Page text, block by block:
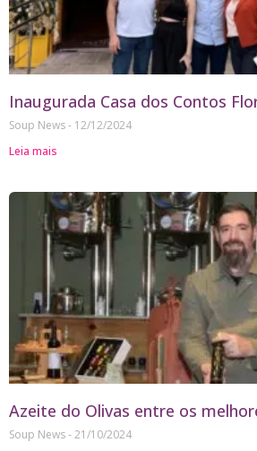
Inaugurada Casa dos Contos
Soup News
12/12/2024
Leia mais
Azeite do Olivas entre os
Soup News 21/10/2024